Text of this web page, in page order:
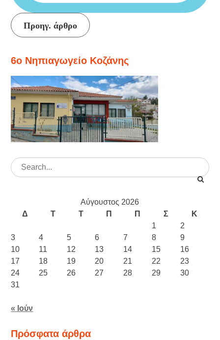
Συνέχεια
ανάγνωσης
Προηγ. άρθρο
6ο Νηπιαγωγείο Κοζάνης
Search
for:
Αύγουστος 2026
Δ
Τ Τ Π Π Σ
Κ
1
2
3
4 5 6 7 8
9
10
11 12 13 14 15
16
17
18 19 20 21 22
23
24
25 26 27 28 29
30
31
« Ιούν
Πρόσφατα άρθρα